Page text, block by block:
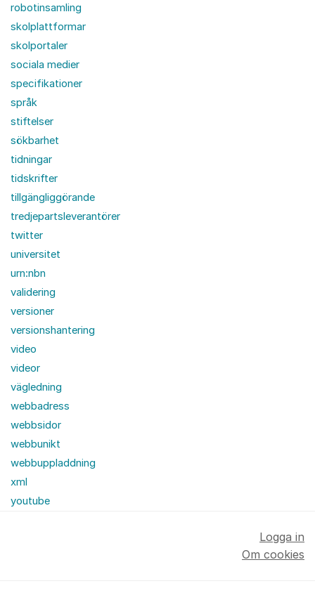
robotinsamling
skolplattformar
skolportaler
sociala medier
specifikationer
språk
stiftelser
sökbarhet
tidningar
tidskrifter
tillgängliggörande
tredjepartsleverantörer
twitter
universitet
urn:nbn
validering
versioner
versionshantering
video
videor
vägledning
webbadress
webbsidor
webbunikt
webbuppladdning
xml
youtube
Logga in
Om cookies